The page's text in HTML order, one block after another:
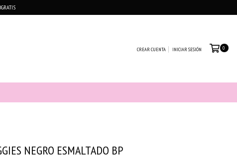
CREAR CUENTA INICIAR SESIÓN 0
NEGRO ESMALTADO BP